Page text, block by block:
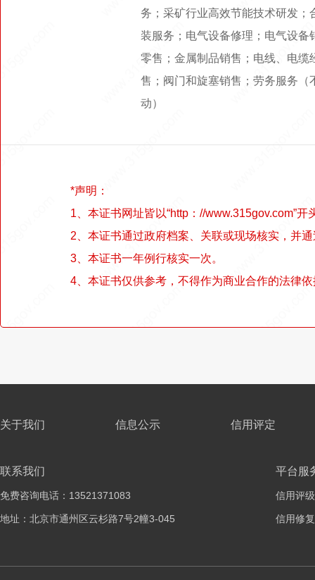
务；采矿行业高效节能技术研发
装服务；电气设备修理；电气设
零售；金属制品销售；电线、电
售；阀门和旋塞销售；劳务服务
动）
*声明：
1、本证书网址皆以“http：//www.315gov.com”开
2、本证书通过政府档案、关联或现场核实，并
3、本证书一年例行核实一次。
4、本证书仅供参考，不得作为商业合作的法律
关于我们 信息公示 信用评定
联系我们
免费咨询电话：13521371083
地址：北京市通州区云杉路7号2幢3-045
平台服
信用评级
信用修复